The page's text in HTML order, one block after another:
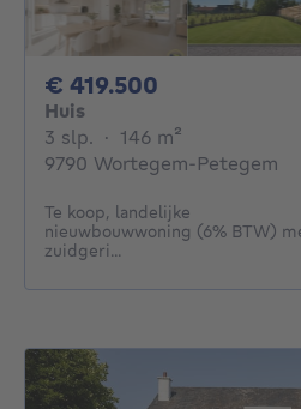
€ 419.500
Huis
3 slp. 3 slaapkamers
· 146 m²
9790 Wortegem-Petegem
Te koop, landelijke
nieuwbouwwoning (6% BTW)
zuidgeri...